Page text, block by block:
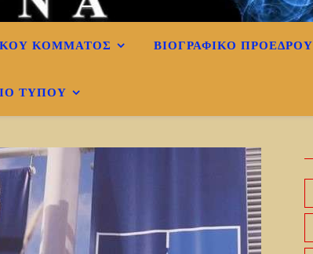
ΚΌΜΜΑΤΟΣ ΒΙΟΓΡΑΦΙΚΌ ΠΡΟΈΔΡΟΥ
ΤΎΠΟΥ